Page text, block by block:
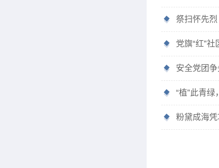
祭扫怀先
党旗“红”
安全党团
“植”此青
粉黛成海